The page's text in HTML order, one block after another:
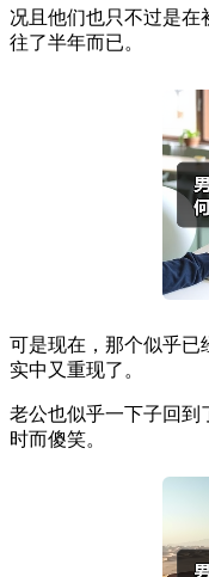
况且他们也只不过是在
往了半年而已。
可是现在，那个似乎已
实中又重现了。
老公也似乎一下子回到
时而傻笑。